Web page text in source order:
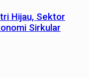
Hijau, Sektor
Sirkular